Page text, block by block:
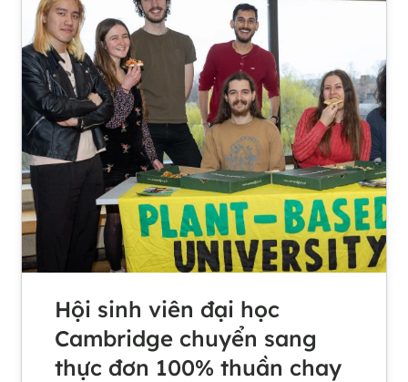
Hội sinh viên đại học
Cambridge chuyển sang
thực đơn 100% thuần chay